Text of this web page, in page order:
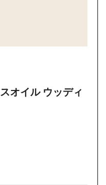
オイル ウッディ